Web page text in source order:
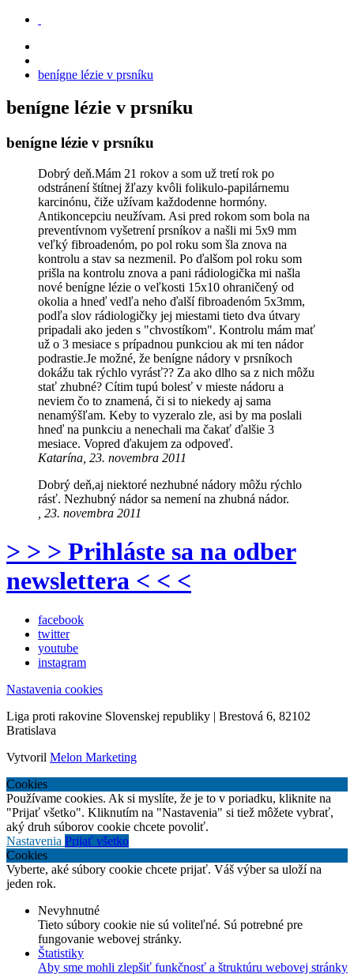
benígne lézie v prsníku
benígne lézie v prsníku
benígne lézie v prsníku
Dobrý deň.Mám 21 rokov a som už tretí rok po
odstránení štítnej žľazy kvôli folikulo-papilárnemu
karcinónu, čiže užívam každodenne hormóny.
Antikoncepciu neužívam. Asi pred rokom som bola na
preventívnom vyšetrení prsníkov a našli mi 5x9 mm
veľký fibroadenóm, po pol roku som šla znova na
kontrolu a stav sa nezmenil. Po ďalšom pol roku som
prišla na kontrolu znova a pani rádiologička mi našla
nové benígne lézie o veľkosti 15x10 ohraničený od
okolia a hneď vedľa neho ďalší fibroadenóm 5x3mm,
podľa slov rádiologičky jej miestami tieto dva útvary
pripadali ako jeden s "chvostíkom". Kontrolu mám mať
už o 3 mesiace s prípadnou punkciou ak mi ten nádor
podrastie.Je možné, že benígne nádory v prsníkoch
dokážu tak rýchlo vyrásť?? Za ako dlho sa z nich môžu
stať zhubné? Cítim tupú bolesť v mieste nádoru a
neviem čo to znamená, či si to niekedy aj sama
nenamýšľam. Keby to vyzeralo zle, asi by ma poslali
hneď na punkciu a nenechali ma čakať ďalšie 3
mesiace. Vopred ďakujem za odpoveď.
Katarína, 23. novembra 2011
Dobrý deň,aj niektoré nezhubné nádory môžu rýchlo
rásť. Nezhubný nádor sa nemení na zhubná nádor.
, 23. novembra 2011
> > > Prihláste sa na odber
newslettera < < <
facebook
twitter
youtube
instagram
Nastavenia cookies
Liga proti rakovine Slovenskej republiky | Brestová 6, 82102
Bratislava
Vytvoril Melon Marketing
Cookies
Používame cookies. Ak si myslíte, že je to v poriadku, kliknite na
"Prijať všetko". Kliknutím na "Nastavenia" si tiež môžete vybrať,
aký druh súborov cookie chcete povoliť.
Nastavenia Prijať všetko
Cookies
Vyberte, aké súbory cookie chcete prijať. Váš výber sa uloží na
jeden rok.
Nevyhnutné
Tieto súbory cookie nie sú voliteľné. Sú potrebné pre
fungovanie webovej stránky.
Štatistiky
Aby sme mohli zlepšiť funkčnosť a štruktúru webovej stránky